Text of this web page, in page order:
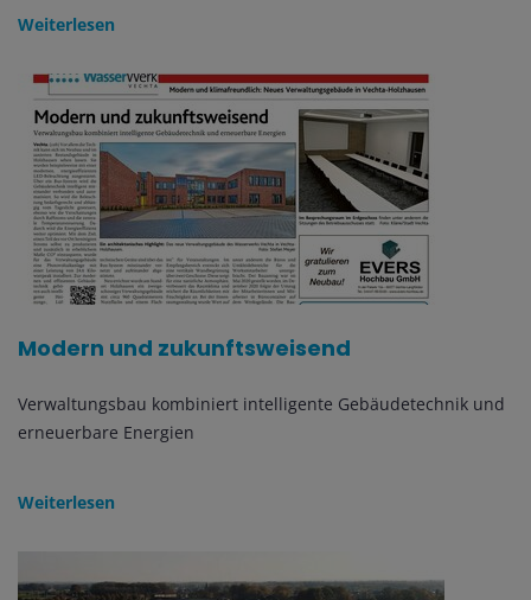
Weiterlesen
Modern und zukunftsweisend
Verwaltungsbau kombiniert intelligente Gebäudetechnik und
erneuerbare Energien
Weiterlesen